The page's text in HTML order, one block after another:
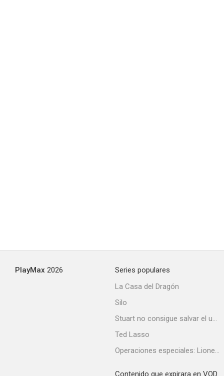
PlayMax 2026
Series populares
La Casa del Dragón
Silo
Stuart no consigue salvar el universo
Ted Lasso
Operaciones especiales: Lioness
Contenido que expirara en VOD